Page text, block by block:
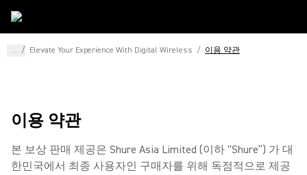
... / Elevate Your Experience With Digital Wireless / 이용 약관
이용 약관
본 보상 판매 제공은 Shure Asia Limited (이하 “Shure”) 가 대
한민국에서 최종 사용자인 구매자를 위해 독점적으로 제공